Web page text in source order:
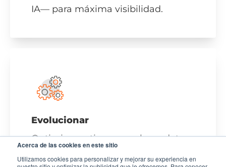
Acerca de las cookies en este sitio
Utilizamos cookies para personalizar y mejorar su experiencia en
IA— para máxima visibilidad.
Evolucionar
Optimiza en tiempo real con datos,